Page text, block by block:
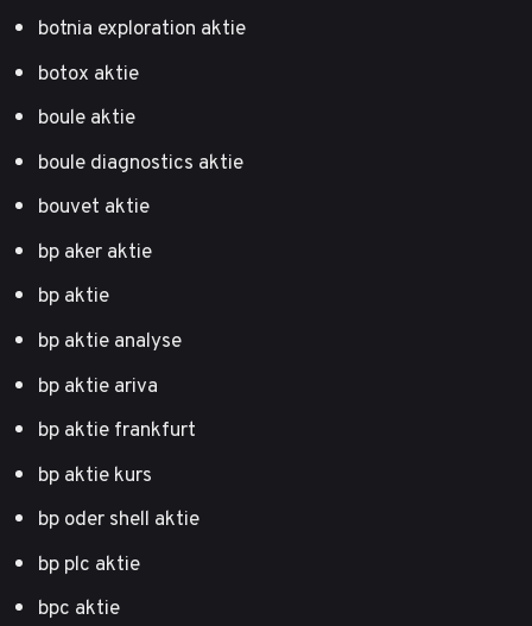
botnia exploration aktie
botox aktie
boule aktie
boule diagnostics aktie
bouvet aktie
bp aker aktie
bp aktie
bp aktie analyse
bp aktie ariva
bp aktie frankfurt
bp aktie kurs
bp oder shell aktie
bp plc aktie
bpc aktie